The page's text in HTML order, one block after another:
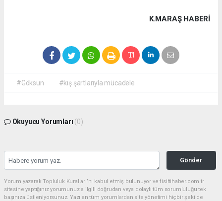
K.MARAŞ HABERİ
#Göksun #kış şartlarıyla mücadele
Okuyucu Yorumları (0)
Gönder
Yorum yazarak Topluluk Kuralları’nı kabul etmiş bulunuyor ve fisiltihaber.com.tr
sitesine yaptığınız yorumunuzla ilgili doğrudan veya dolaylı tüm sorumluluğu tek
başınıza üstleniyorsunuz. Yazılan tüm yorumlardan site yönetimi hiçbir şekilde